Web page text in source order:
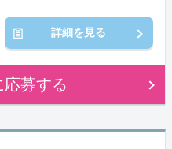
詳細を見る
応募する